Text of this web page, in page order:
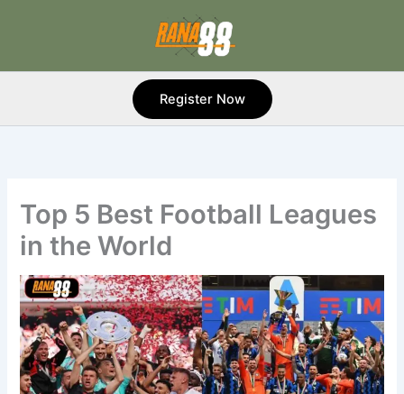
Register Now
Top 5 Best Football Leagues
in the World